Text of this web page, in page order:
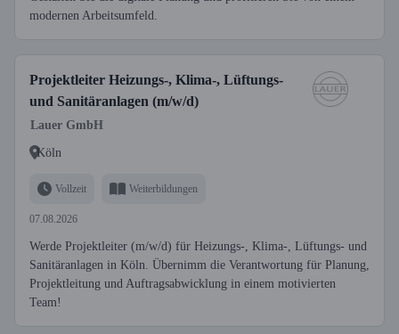
modernen Arbeitsumfeld.
Projektleiter Heizungs-, Klima-, Lüftungs-
und Sanitäranlagen (m/w/d)
Lauer GmbH
Köln
Vollzeit Weiterbildungen
07.08.2026
Werde Projektleiter (m/w/d) für Heizungs-, Klima-, Lüftungs- und
Sanitäranlagen in Köln. Übernimm die Verantwortung für Planung,
Projektleitung und Auftragsabwicklung in einem motivierten
Team!